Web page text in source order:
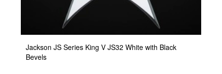
Jackson JS Series King V JS32 White with Black
Bevels